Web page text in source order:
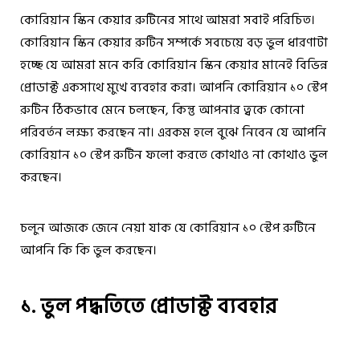
কোরিয়ানস্কিন কেয়াররুটিনের সাথে আমরা সবাই পরিচিত।
কোরিয়ান স্কিন কেয়ার রুটিন সম্পর্কে সবচেয়ে বড় ভুল ধারণাটা
হচ্ছে যে আমরা মনে করি কোরিয়ান স্কিন কেয়ার মানেই বিভিন্ন
প্রোডাক্ট একসাথে মুখে ব্যবহার করা। আপনি কোরিয়ান ১০ স্টেপ
রুটিন ঠিকভাবে মেনে চলছেন, কিন্তু আপনার ত্বকে কোনো
পরিবর্তন লক্ষ্য করছেন না। এরকম হলে বুঝে নিবেন যে আপনি
কোরিয়ান ১০ স্টেপ রুটিন ফলো করতে কোথাও না কোথাও ভুল
করছেন।
চলুন আজকে জেনে নেয়া যাক যে কোরিয়ান ১০ স্টেপ রুটিনে
আপনি কি কি ভুল করছেন।
১. ভুল পদ্ধতিতে প্রোডাক্ট ব্যবহার